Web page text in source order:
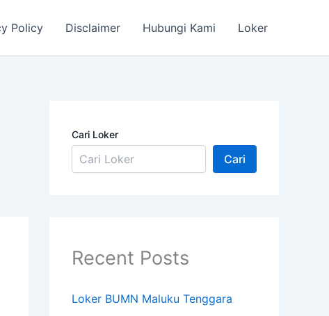
Policy Disclaimer Hubungi Kami Loker
Cari Loker
Cari
Recent Posts
Loker BUMN Maluku Tenggara